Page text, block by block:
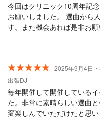
今回はクリニック10周年記
お願いしました。 選曲から
す。また機会あれば是非お
2025年9月4日
出張DJ
毎年開催して開催している
た。非常に素晴らしい選曲
変楽しんでいただけたと思